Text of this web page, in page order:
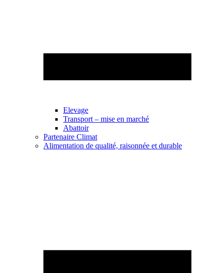
Elevage
Transport – mise en marché
Abattoir
Partenaire Climat
Alimentation de qualité, raisonnée et durable